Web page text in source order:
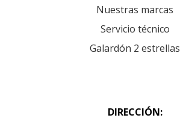
Nuestras marcas
Servicio técnico
Galardón 2 estrellas
DIRECCIÓN: